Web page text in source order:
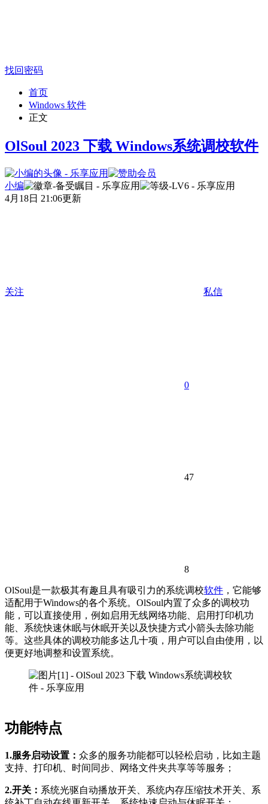
找回密码
首页
Windows 软件
正文
OlSoul 2023 下载 Windows系统调校软件
小编
4月18日 21:06更新
关注 私信
0
47
8
OlSoul是一款极其有趣且具有吸引力的系统调校软件 ，它能够
适配用于Windows的各个系统。OlSoul内置了众多的调校功
能，可以直接使用，例如启用无线网络功能、启用打印机功
能、系统快速休眠与休眠开关以及快捷方式小箭头去除功能
等。这些具体的调校功能多达几十项，用户可以自由使用，以
便更好地调整和设置系统。
功能特点
1.服务启动设置： 众多的服务功能都可以轻松启动，比如主题
支持、打印机、时间同步、网络文件夹共享等等服务；
2.开关： 系统光驱自动播放开关、系统内存压缩技术开关、系